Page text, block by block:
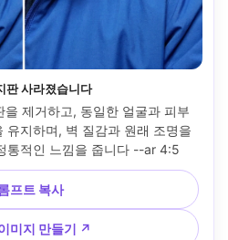
판 사라졌습니다
제거하고, 동일한 얼굴과 피부
유지하며, 벽 질감과 원래 조명을
통적인 느낌을 줍니다 --ar 4:5
프트 복사
미지 만들기 ↗